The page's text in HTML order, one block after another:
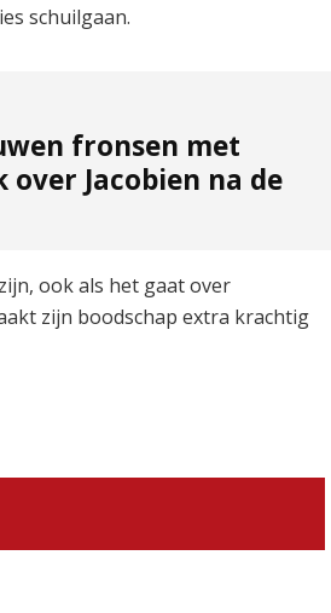
schuilgaan.
fronsen met
Jacobien na de
ook als het gaat over
zijn boodschap extra krachtig